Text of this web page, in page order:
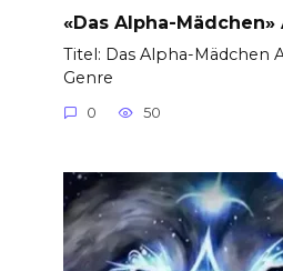
«Das Alpha-Mädchen»
Titel: Das Alpha-Mädchen
Genre
0 50